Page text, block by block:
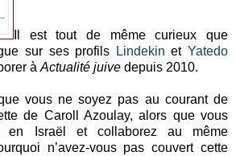
Il est tout de même curieux que
sur ses profils
Lindekin et Yatedo
à Actualité juive depuis 2010.
vous ne soyez pas au courant de
de Caroll Azoulay, alors que vous
en Israël et collaborez au même
n’avez-vous pas couvert cette